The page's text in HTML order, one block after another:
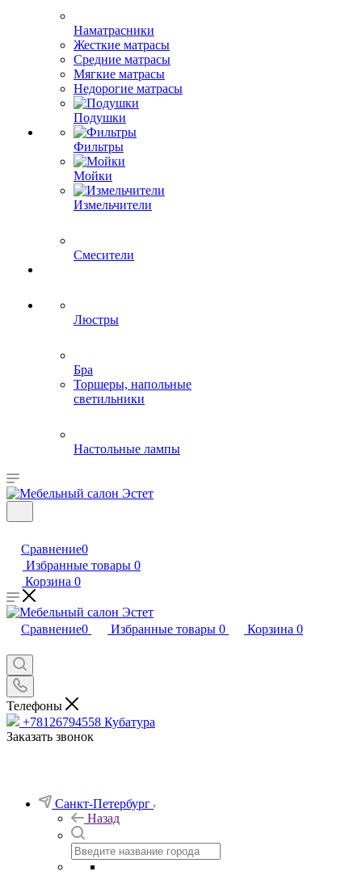
Наматрасники
Жесткие матрасы
Средние матрасы
Мягкие матрасы
Недорогие матрасы
Подушки
Фильтры
Мойки
Измельчители
Смесители
Люстры
Бра
Торшеры, напольные
светильники
Настольные лампы
Сравнение0
Избранные товары 0
Корзина 0
Сравнение0 Избранные товары 0 Корзина 0
Телефоны
+78126794558 Кубатура
Заказать звонок
Санкт-Петербург
Назад